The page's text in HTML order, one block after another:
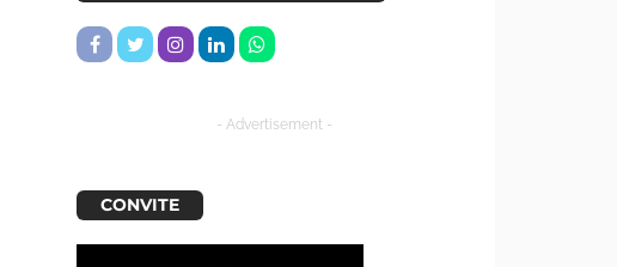
- Advertisement -
CONVITE